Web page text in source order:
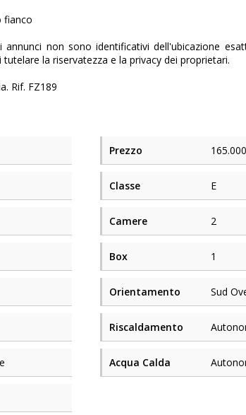
fianco
annunci non sono identificativi dell'ubicazione
la riservatezza e la privacy dei proprietari.
Rif. FZ189
Prezzo
Classe E
Camere 2
Box 1
Orientamento Sud
Riscaldamento
Acqua Calda